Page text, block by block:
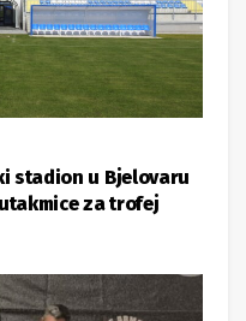
stadion u Bjelovaru
za trofej